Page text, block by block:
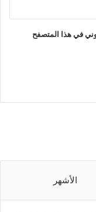
في هذا المتصفح
الأشهر